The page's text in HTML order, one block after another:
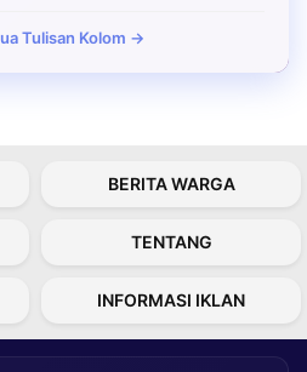
Tulisan Kolom →
BERITA WARGA
TENTANG
INFORMASI IKLAN